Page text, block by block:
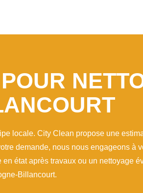
locale. City Clean propose une
demande, nous nous engageons à
état après travaux ou un nettoyage
Billancourt.